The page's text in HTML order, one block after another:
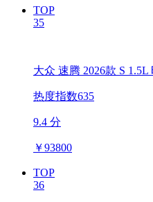
TOP
35
大众 速腾 2026款 S 1.5L
热度指数635
9.4 分
￥93800
TOP
36